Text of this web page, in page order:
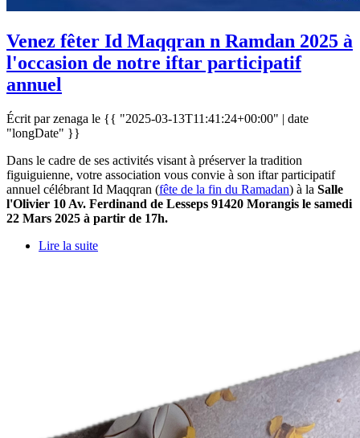
Venez fêter Id Maqqran n Ramdan 2025 à
l'occasion de notre iftar participatif
annuel
Écrit par zenaga le {{ "2025-03-13T11:41:24+00:00" | date
"longDate" }}
Dans le cadre de ses activités visant à préserver la tradition
figuiguienne, votre association vous convie à son iftar participatif
annuel célébrant Id Maqqran (fête de la fin du Ramadan) à la Salle
l'Olivier 10 Av. Ferdinand de Lesseps 91420 Morangis le samedi
22 Mars 2025 à partir de 17h.
Lire la suite